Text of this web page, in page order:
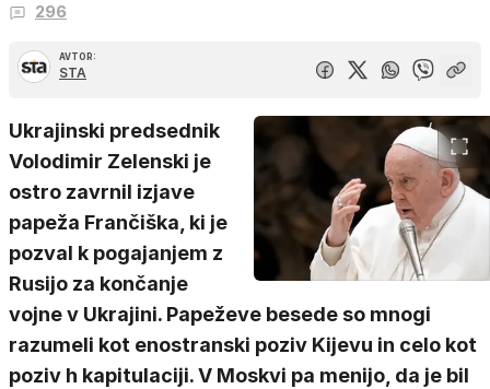
296
AVTOR:
STA
Ukrajinski predsednik
Volodimir Zelenski je
ostro zavrnil izjave
papeža Frančiška, ki je
pozval k pogajanjem z
Rusijo za končanje
vojne v Ukrajini. Papeževe besede so mnogi
razumeli kot enostranski poziv Kijevu in celo kot
poziv h kapitulaciji. V Moskvi pa menijo, da je bil